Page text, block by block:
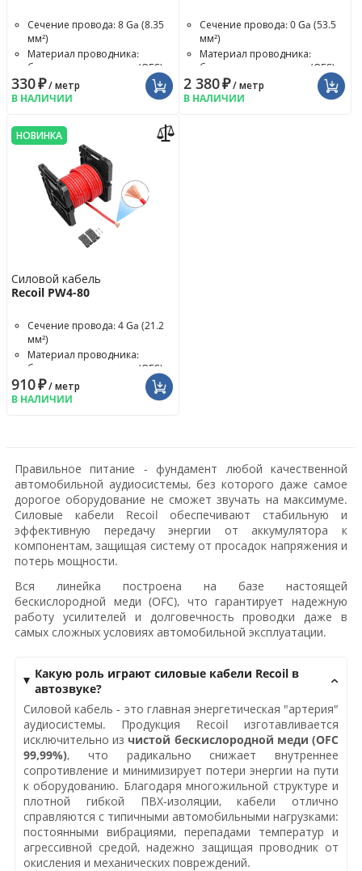
Сечение провода: 8 Ga (8.35
мм²)
Материал проводника:
бескислородная медь (OFC)
330₽/ метр
В НАЛИЧИИ
Сечение провода: 0 Ga (53.5
мм²)
Материал проводника:
бескислородная медь (OFC)
2 380₽/ метр
В НАЛИЧИИ
НОВИНКА
Силовой кабель
Recoil PW4-80
Сечение провода: 4 Ga (21.2
мм²)
Материал проводника:
бескислородная медь (OFC)
910₽/ метр
В НАЛИЧИИ
Правильное питание - фундамент любой качественной
автомобильной аудиосистемы, без которого даже самое
дорогое оборудование не сможет звучать на максимуме.
Силовые кабели Recoil обеспечивают стабильную и
эффективную передачу энергии от аккумулятора к
компонентам, защищая систему от просадок напряжения и
потерь мощности.
Вся линейка построена на базе настоящей
бескислородной меди (OFC), что гарантирует надежную
работу усилителей и долговечность проводки даже в
самых сложных условиях автомобильной эксплуатации.
Какую роль играют силовые кабели Recoil в
автозвуке?
Силовой кабель - это главная энергетическая "артерия"
аудиосистемы. Продукция Recoil изготавливается
исключительно изчистой бескислородной меди (OFC
99,99%), что радикально снижает внутреннее
сопротивление и минимизирует потери энергии на пути
к оборудованию. Благодаря многожильной структуре и
плотной гибкой ПВХ-изоляции, кабели отлично
справляются с типичными автомобильными нагрузками:
постоянными вибрациями, перепадами температур и
агрессивной средой, надежно защищая проводник от
окисления и механических повреждений.